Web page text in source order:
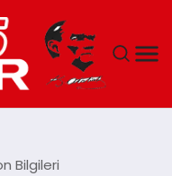
Bilgileri